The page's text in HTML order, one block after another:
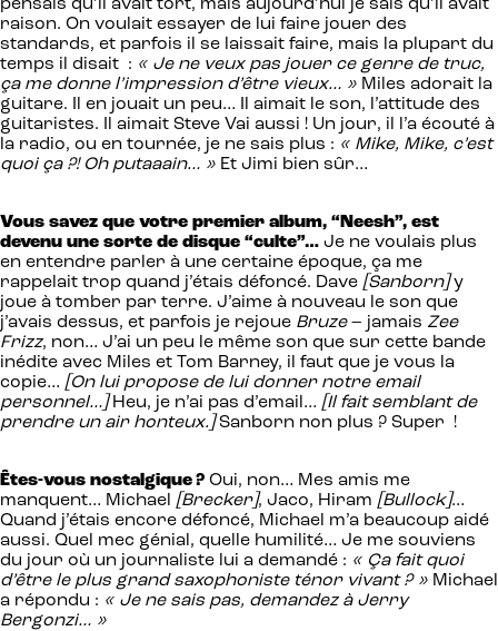
pensais qu’il avait tort, mais aujourd’hui je sais qu’il avait
raison. On voulait essayer de lui faire jouer des
standards, et parfois il se laissait faire, mais la plupart du
temps il disait : « Je ne veux pas jouer ce genre de truc,
ça me donne l’impression d’être vieux… » Miles adorait la
guitare. Il en jouait un peu… Il aimait le son, l’attitude des
guitaristes. Il aimait Steve Vai aussi ! Un jour, il l’a écouté à
la radio, ou en tournée, je ne sais plus : « Mike, Mike, c’est
quoi ça ?! Oh putaaain… » Et Jimi bien sûr…
Vous savez que votre premier album, “Neesh”, est
devenu une sorte de disque “culte”… Je ne voulais plus
en entendre parler à une certaine époque, ça me
rappelait trop quand j’étais défoncé. Dave [Sanborn]y
joue à tomber par terre. J’aime à nouveau le son que
j’avais dessus, et parfois je rejoue Bruze– jamais Zee
Frizz, non… J’ai un peu le même son que sur cette bande
inédite avec Miles et Tom Barney, il faut que je vous la
copie… [On lui propose de lui donner notre email
personnel…]Heu, je n’ai pas d’email… [Il fait semblant de
prendre un air honteux.]Sanborn non plus ? Super !
Êtes-vous nostalgique ? Oui, non… Mes amis me
manquent… Michael [Brecker], Jaco, Hiram [Bullock]…
Quand j’étais encore défoncé, Michael m’a beaucoup aidé
aussi. Quel mec génial, quelle humilité… Je me souviens
du jour où un journaliste lui a demandé : « Ça fait quoi
d’être le plus grand saxophoniste ténor vivant ? » Michael
a répondu : « Je ne sais pas, demandez à Jerry
Bergonzi… »